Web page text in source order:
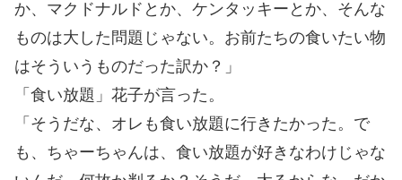
か、マクドナルドとか、ケンタッキーとか、そんな
ものは大した問題じゃない。お前たちの食いたい物
はそういうものだった訳か？」
「食い放題」花子が言った。
「そうだな、オレも食い放題に行きたかった。で
も、ちゃーちゃんは、食い放題が好きなわけじゃな